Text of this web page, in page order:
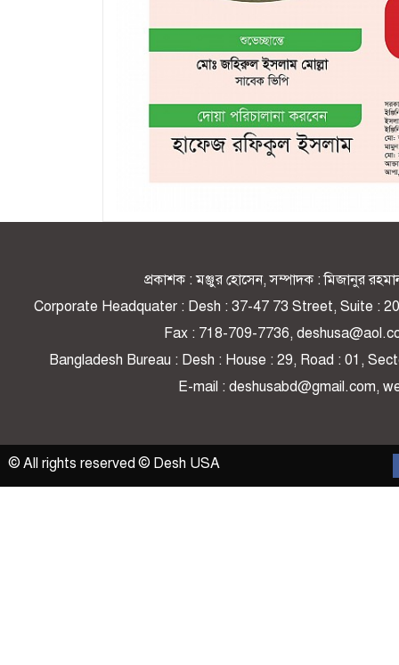
প্রকাশক : মঞ্জুর হোসেন, সম্পাদক : মিজানুর
Corporate Headquater : Desh : 37-47 73 Street, Suite :
Fax : 718-709-7736,
Bangladesh Bureau : Desh : House : 29, Road : 01,
E-mail : deshusabd@gmail.com,
© All rights reserved © Desh USA